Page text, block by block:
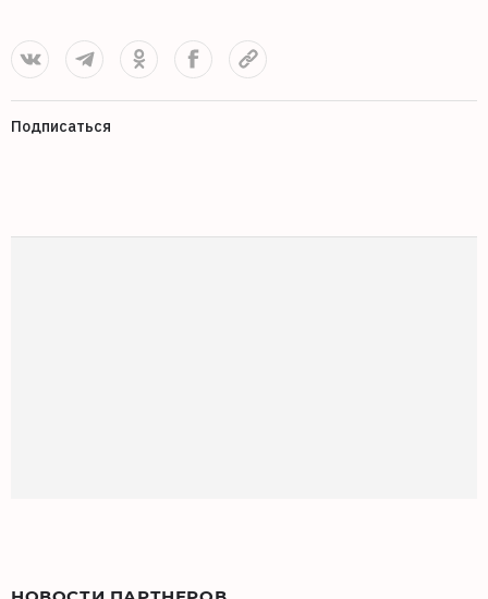
Подписаться